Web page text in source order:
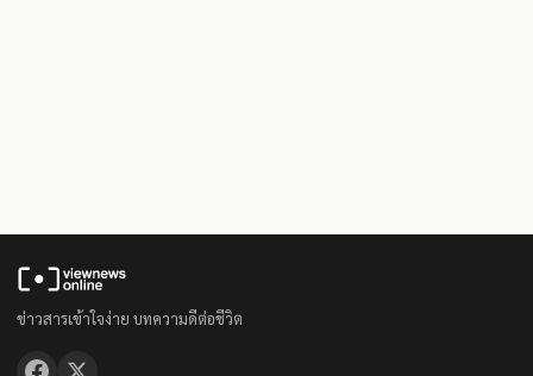
ข่าวสารเข้าใจง่าย บทความดีต่อชีวิต